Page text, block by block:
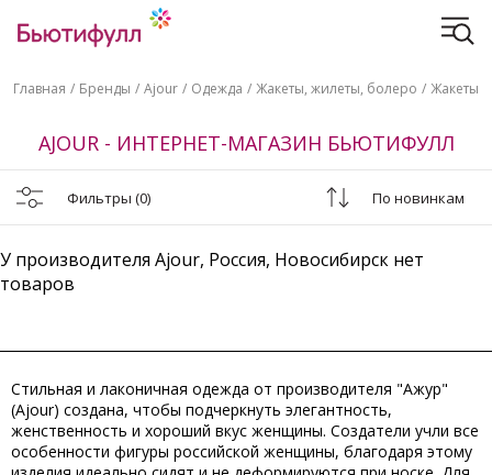
Главная Бренды Ajour Одежда Жакеты, жилеты, болеро Жакеты
AJOUR - ИНТЕРНЕТ-МАГАЗИН БЬЮТИФУЛЛ
Фильтры (0) По новинкам
У производителя Ajour, Россия, Новосибирск нет
товаров
Стильная и лаконичная одежда от производителя "Ажур"
(Ajour) создана, чтобы подчеркнуть элегантность,
женственность и хороший вкус женщины. Создатели учли все
особенности фигуры российской женщины, благодаря этому